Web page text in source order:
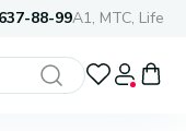
637-88-99A1, МТС, Life